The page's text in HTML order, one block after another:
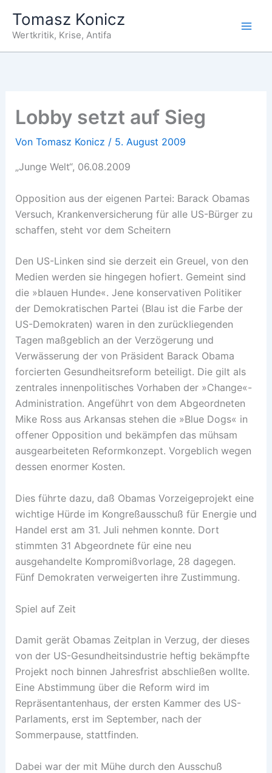
Inhalt
springen
Tomasz Konicz
Wertkritik, Krise, Antifa
Lobby setzt auf Sieg
Von Tomasz Konicz / 5. August 2009
„Junge Welt“, 06.08.2009
Opposition aus der eigenen Partei: Barack Obamas
Versuch, Krankenversicherung für alle US-Bürger zu
schaffen, steht vor dem Scheitern
Den US-Linken sind sie derzeit ein Greuel, von den
Medien werden sie hingegen hofiert. Gemeint sind
die »blauen Hunde«. Jene konservativen Politiker
der Demokratischen Partei (Blau ist die Farbe der
US-Demokraten) waren in den zurückliegenden
Tagen maßgeblich an der Verzögerung und
Verwässerung der von Präsident Barack Obama
forcierten Gesundheitsreform beteiligt. Die gilt als
zentrales innenpolitisches Vorhaben der »Change«-
Administration. Angeführt von dem Abgeordneten
Mike Ross aus Arkansas stehen die »Blue Dogs« in
offener Opposition und bekämpfen das mühsam
ausgearbeiteten Reformkonzept. Vorgeblich wegen
dessen enormer Kosten.
Dies führte dazu, daß Obamas Vorzeigeprojekt eine
wichtige Hürde im Kongreßausschuß für Energie und
Handel erst am 31. Juli nehmen konnte. Dort
stimmten 31 Abgeordnete für eine neu
ausgehandelte Kompromißvorlage, 28 dagegen.
Fünf Demokraten verweigerten ihre Zustimmung.
Spiel auf Zeit
Damit gerät Obamas Zeitplan in Verzug, der dieses
von der US-Gesundheitsindustrie heftig bekämpfte
Projekt noch binnen Jahresfrist abschließen wollte.
Eine Abstimmung über die Reform wird im
Repräsentantenhaus, der ersten Kammer des US-
Parlaments, erst im September, nach der
Sommerpause, stattfinden.
Dabei war der mit Mühe durch den Ausschuß